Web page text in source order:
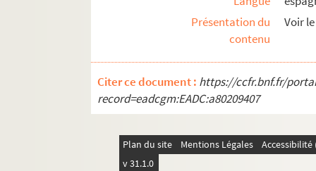
101. « Relacion del juramento del
105. Éclaircissement des droits de
169. « Relacion de las... velaciones del
171. « S'ensuit l'ordre des cérémonies
179. « Relacion del acompañamiento
181. « Aparato festivo en el bautismo
Présentation du
contenu
Voir
Citer ce document : https://ccfr.bnf.fr/
record=eadcgm:EADC:a80209407
Plan du site Mentions Légales
v 31.1.0